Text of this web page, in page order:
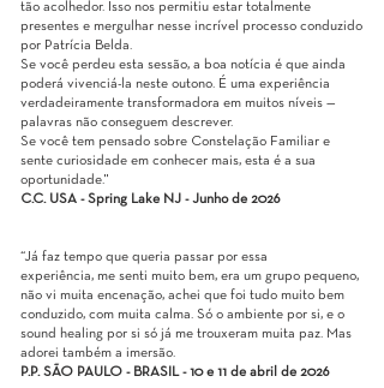
tão acolhedor. Isso nos permitiu estar totalmente
presentes e mergulhar nesse incrível processo conduzido
por Patrícia Belda.
Se você perdeu esta sessão, a boa notícia é que ainda
poderá vivenciá-la neste outono. É uma experiência
verdadeiramente transformadora em muitos níveis —
palavras não conseguem descrever.
Se você tem pensado sobre Constelação Familiar e
sente curiosidade em conhecer mais, esta é a sua
oportunidade."
C.C. USA - Spring Lake NJ - Junho de 2026
“Já faz tempo que queria passar por essa
experiência, me senti muito bem, era um grupo pequeno,
não vi muita encenação, achei que foi tudo muito bem
conduzido, com muita calma. Só o ambiente por si, e o
sound healing por si só já me trouxeram muita paz. Mas
adorei também a imersão.
P.P. SÃO PAULO - BRASIL - 10 e 11 de abril de 2026